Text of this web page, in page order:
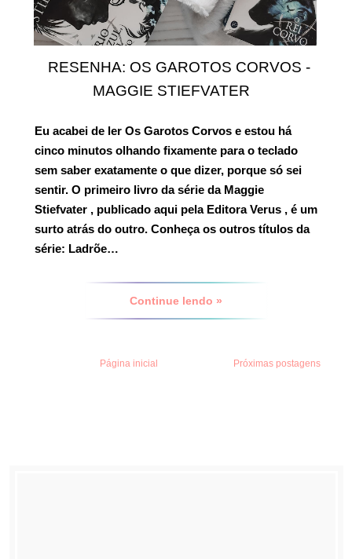
RESENHA: OS GAROTOS CORVOS -
MAGGIE STIEFVATER
Eu acabei de ler Os Garotos Corvos e estou há
cinco minutos olhando fixamente para o teclado
sem saber exatamente o que dizer, porque só sei
sentir. O primeiro livro da série da Maggie
Stiefvater , publicado aqui pela Editora Verus , é um
surto atrás do outro. Conheça os outros títulos da
série: Ladrõe…
Continue lendo »
Próximas postagens
Página inicial